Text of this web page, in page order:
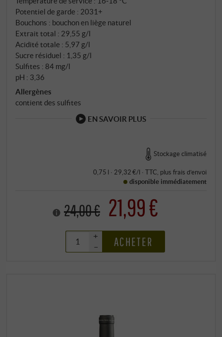
Potentiel de garde : 2031+
Bouchons : bouchon en liège naturel
Extrait total : 29,55 g/l
Acidité totale : 5,97 g/l
Sucre résiduel : 1,35 g/l
Sulfites : 84 mg/l
pH : 3,36
Allergènes
contient des sulfites
EN SAVOIR PLUS
Stockage climatisé
0,75 l · 29,32 €/l · TTC , plus frais d’envoi
disponible immédiatement
24,00 € 21,99 €
+
–
ACHETER